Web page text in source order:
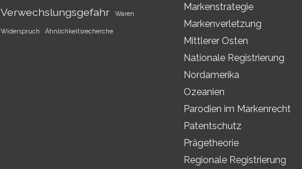
Verwechslungsgefahr Waren
Widerspruch Ähnlichkeitsrecherche
Markenstrategie
Markenverletzung
Mittlerer Osten
Nationale Registrierung
Nordamerika
Ozeanien
Parodien im Markenrecht
Patentschutz
Prägetheorie
Regionale Registrierung